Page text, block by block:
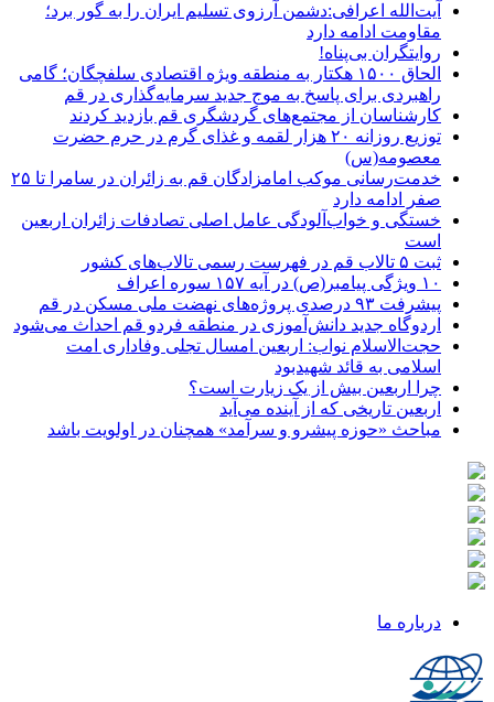
آیت‌الله اعرافی:دشمن آرزوی تسلیم ایران را به گور برد؛
مقاومت ادامه دارد
روایتگران بی‌پناه!
الحاق ۱۵۰۰ هکتار به منطقه ویژه اقتصادی سلفچگان؛ گامی
راهبردی برای پاسخ به موج جدید سرمایه‌گذاری در قم
کارشناسان از مجتمع‌های گردشگری قم بازدید کردند
توزیع روزانه ۲۰ هزار لقمه و غذای گرم در حرم حضرت
معصومه(س)
خدمت‌رسانی موکب امامزادگان قم به زائران در سامرا تا ۲۵
صفر ادامه دارد
خستگی و خواب‌آلودگی عامل اصلی تصادفات زائران اربعین
است
ثبت ۵ تالاب قم در فهرست رسمی تالاب‌های کشور
۱۰ ویژگی پیامبر(ص) در آیه ۱۵۷ سوره اعراف
پیشرفت ۹۳ درصدی پروژه‌های نهضت ملی مسکن در قم
اردوگاه جدید دانش‌آموزی در منطقه فردو قم احداث می‌شود
حجت‌الاسلام نواب: اربعین امسال تجلی وفاداری امت
اسلامی به قائد شهیدبود
چرا اربعین بیش از یک زیارت است؟
اربعین تاریخی که از آینده می‌آید
مباحث «حوزه پیشرو و سرآمد» همچنان در اولویت باشد
درباره ما